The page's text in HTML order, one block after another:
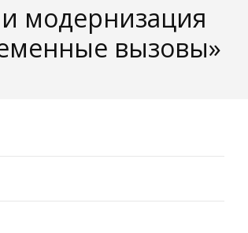
модернизация
вызовы»